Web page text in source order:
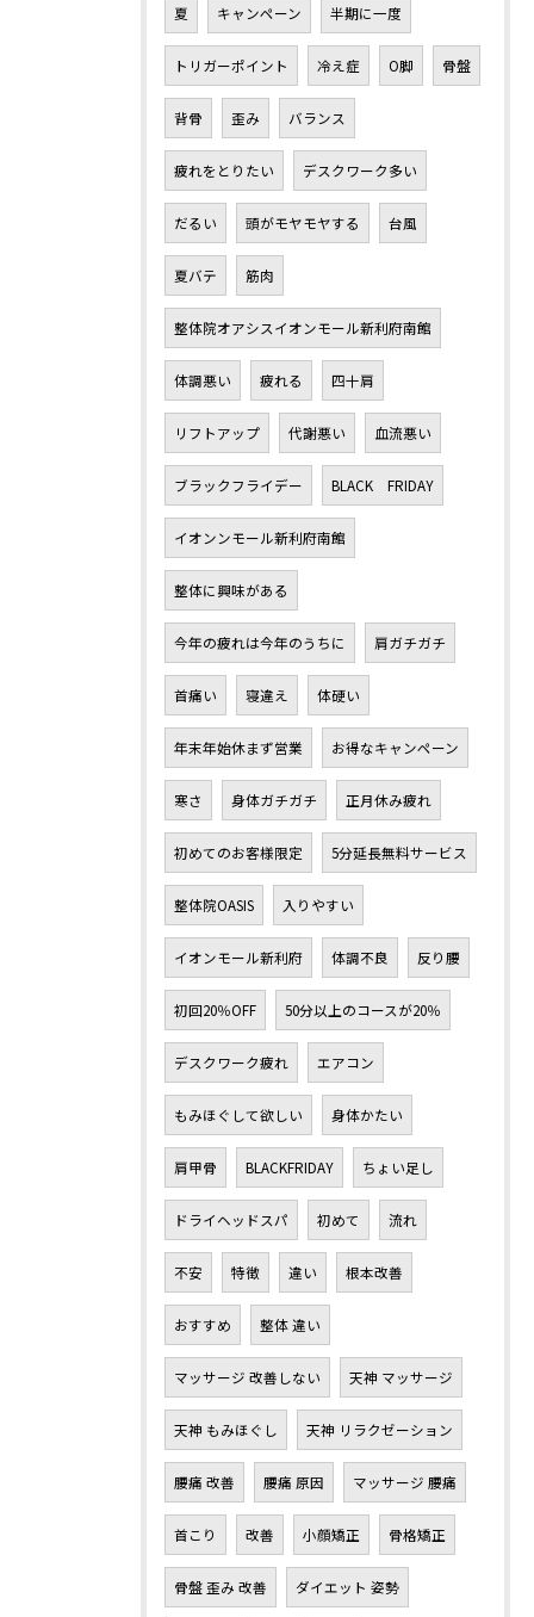
夏 キャンペーン 半期に一度
トリガーポイント 冷え症 O脚 骨盤
背骨 歪み バランス
疲れをとりたい デスクワーク多い
だるい 頭がモヤモヤする 台風
夏バテ 筋肉
整体院オアシスイオンモール新利府南館
体調悪い 疲れる 四十肩
リフトアップ 代謝悪い 血流悪い
ブラックフライデー BLACK FRIDAY
イオンンモール新利府南館
整体に興味がある
今年の疲れは今年のうちに 肩ガチガチ
首痛い 寝違え 体硬い
年末年始休まず営業 お得なキャンペーン
寒さ 身体ガチガチ 正月休み疲れ
初めてのお客様限定 5分延長無料サービス
整体院OASIS 入りやすい
イオンモール新利府 体調不良 反り腰
初回20％OFF 50分以上のコースが20％
デスクワーク疲れ エアコン
もみほぐして欲しい 身体かたい
肩甲骨 BLACKFRIDAY ちょい足し
ドライヘッドスパ 初めて 流れ
不安 特徴 違い 根本改善
おすすめ 整体 違い
マッサージ 改善しない 天神 マッサージ
天神 もみほぐし 天神 リラクゼーション
腰痛 改善 腰痛 原因 マッサージ 腰痛
首こり 改善 小顔矯正 骨格矯正
骨盤 歪み 改善 ダイエット 姿勢